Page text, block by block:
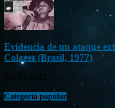
Evidencia de un ataque
Colares (Brasil, 1977)
Ene 21, 2012
Categoría popular